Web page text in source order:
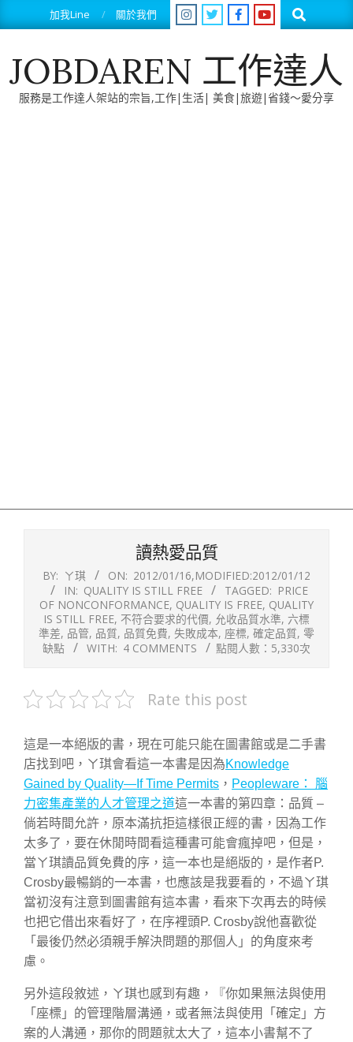
to
加我Line 關於我們 Search
JOBDAREN 工作達人
服務是工作達人架站的宗旨,工作|生活| 美食|旅遊|省錢～愛分享
讀熱愛品質
BY: ㄚ琪 ON: 2012/01/16,MODIFIED:2012/01/12
IN: QUALITY IS STILL FREE TAGGED: PRICE
OF NONCONFORMANCE, QUALITY IS FREE, QUALITY
IS STILL FREE, 不符合要求的代價, 允收品質水準, 六標
準差, 品管, 品質, 品質免費, 失敗成本, 座標, 確定品質, 零
缺點
WITH: 4 COMMENTS 點閱人數：5,330次
Rate this post
這是一本絕版的書，現在可能只能在圖書館或是二手書
店找到吧，ㄚ琪會看這一本書是因為Knowledge
Gained by Quality—If Time Permits ， Peopleware： 腦
力密集產業的人才管理之道這一本書的第四章：品質 –
倘若時間允許，原本滿抗拒這樣很正經的書，因為工作
太多了，要在休閒時間看這種書可能會瘋掉吧，但是，
當ㄚ琪讀品質免費的序，這一本也是絕版的，是作者P.
Crosby最暢銷的一本書，也應該是我要看的，不過ㄚ琪
當初沒有注意到圖書館有這本書，看來下次再去的時候
也把它借出來看好了，在序裡頭P. Crosby說他喜歡從
「最後仍然必須親手解決問題的那個人」的角度來考
慮。
另外這段敘述，ㄚ琪也感到有趣，『你如果無法與使用
「座標」的管理階層溝通，或者無法與使用「確定」方
案的人溝通，那你的問題就太大了，這本小書幫不了